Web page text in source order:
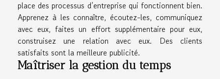
place des processus d’entreprise qui fonctionnent bien.
Apprenez à les connaître, écoutez-les, communiquez
avec eux, faites un effort supplémentaire pour eux,
construisez une relation avec eux. Des clients
satisfaits sont la meilleure publicité.
Maîtriser la gestion du temps